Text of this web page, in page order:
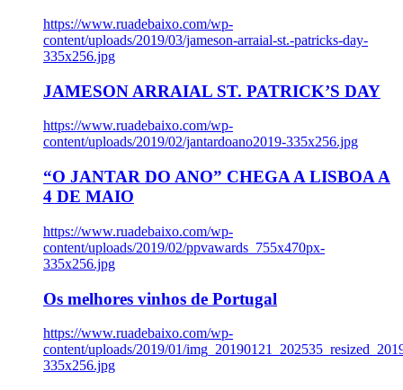
https://www.ruadebaixo.com/wp-
content/uploads/2019/03/jameson-arraial-st.-patricks-day-
335x256.jpg
JAMESON ARRAIAL ST. PATRICK’S DAY
https://www.ruadebaixo.com/wp-
content/uploads/2019/02/jantardoano2019-335x256.jpg
“O JANTAR DO ANO” CHEGA A LISBOA A
4 DE MAIO
https://www.ruadebaixo.com/wp-
content/uploads/2019/02/ppvawards_755x470px-
335x256.jpg
Os melhores vinhos de Portugal
https://www.ruadebaixo.com/wp-
content/uploads/2019/01/
335x256.jpg